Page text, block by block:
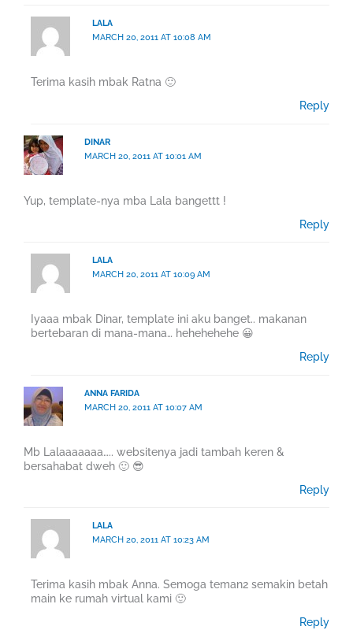
LALA
MARCH 20, 2011 AT 10:08 AM
Terima kasih mbak Ratna 🙂
Reply
DINAR
MARCH 20, 2011 AT 10:01 AM
Yup, template-nya mba Lala bangettt !
Reply
LALA
MARCH 20, 2011 AT 10:09 AM
Iyaaa mbak Dinar, template ini aku banget.. makanan
bertebaran di mana-mana… hehehehehe 😀
Reply
ANNA FARIDA
MARCH 20, 2011 AT 10:07 AM
Mb Lalaaaaaaa….. websitenya jadi tambah keren &
bersahabat dweh 🙂 😎
Reply
LALA
MARCH 20, 2011 AT 10:23 AM
Terima kasih mbak Anna. Semoga teman2 semakin betah
main ke rumah virtual kami 🙂
Reply